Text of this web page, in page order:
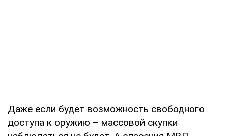
Даже если будет возможность свободного
доступа к оружию – массовой скупки